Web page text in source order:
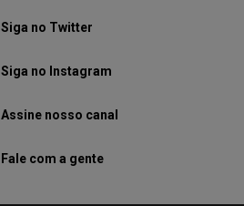
Siga no Twitter
Siga no Instagram
Assine nosso canal
Fale com a gente